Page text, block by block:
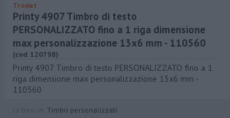
Trodat
Printy 4907 Timbro di testo
PERSONALIZZATO fino a 1 riga dimensione
max personalizzazione 13x6 mm - 110560
(cod. 120798)
Printy 4907 Timbro di testo PERSONALIZZATO fino a 1
riga dimensione max personalizzazione 13x6 mm -
110560
Timbri personalizzati